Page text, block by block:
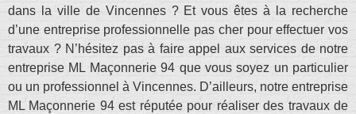
dans la ville de Vincennes ? Et vous êtes à la recherche
d’une entreprise professionnelle pas cher pour effectuer vos
travaux ? N’hésitez pas à faire appel aux services de notre
entreprise ML Maçonnerie 94 que vous soyez un particulier
ou un professionnel à Vincennes. D’ailleurs, notre entreprise
ML Maçonnerie 94 est réputée pour réaliser des travaux de